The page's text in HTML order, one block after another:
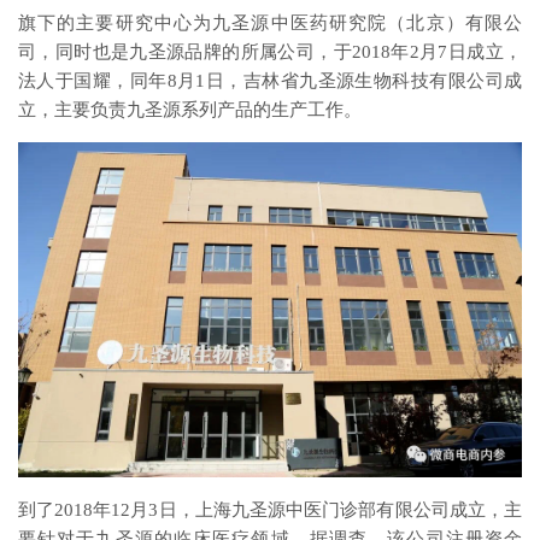
旗下的主要研究中心为九圣源中医药研究院（北京）有限公
司，同时也是九圣源品牌的所属公司，于2018年2月7日成立，
法人于国耀，同年8月1日，吉林省九圣源生物科技有限公司成
立，主要负责九圣源系列产品的生产工作。
到了2018年12月3日，上海九圣源中医门诊部有限公司成立，主